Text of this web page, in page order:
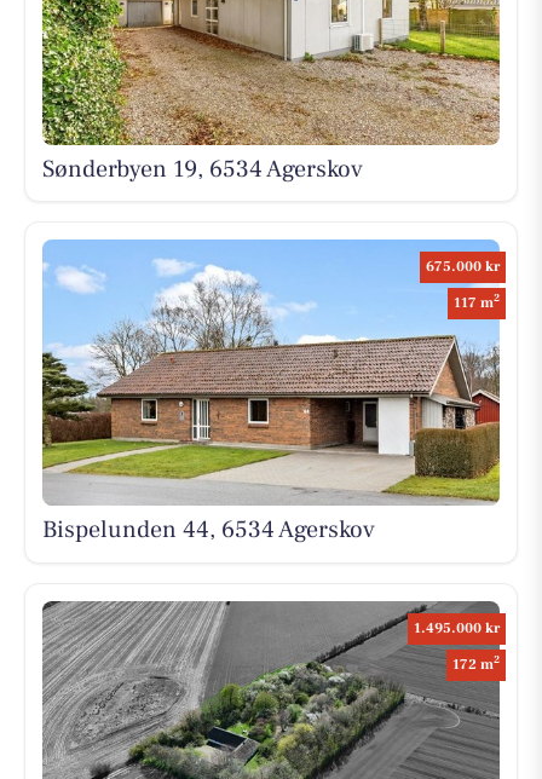
Sønderbyen 19, 6534 Agerskov
675.000 kr
117 m2
Bispelunden 44, 6534 Agerskov
1.495.000 kr
172 m2